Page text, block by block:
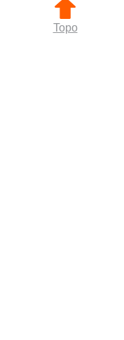
Topo